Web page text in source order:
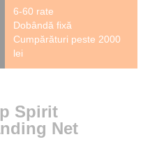
6-60 rate
Dobândă fixă
Cumpărături peste 2000
lei
Spirit
Net